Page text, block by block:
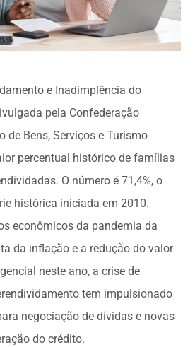
e Inadimplência do
pela Confederação
de Bens, Serviços e Turismo
percentual histórico de famílias
O número é 71,4%, o
histórica iniciada em 2010.
econômicos da pandemia da
da inflação e a redução do valor
neste ano, a crise de
tem impulsionado
negociação de dívidas e novas
do crédito.